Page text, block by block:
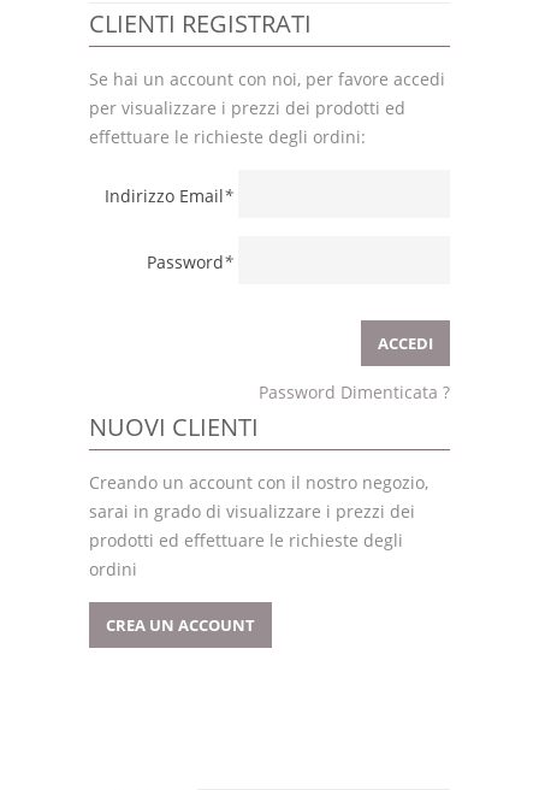
CLIENTI REGISTRATI
Se hai un account con noi, per favore accedi
per visualizzare i prezzi dei prodotti ed
effettuare le richieste degli ordini:
Indirizzo Email*
Password*
Password Dimenticata ?
NUOVI CLIENTI
Creando un account con il nostro negozio,
sarai in grado di visualizzare i prezzi dei
prodotti ed effettuare le richieste degli
ordini
CREA UN ACCOUNT